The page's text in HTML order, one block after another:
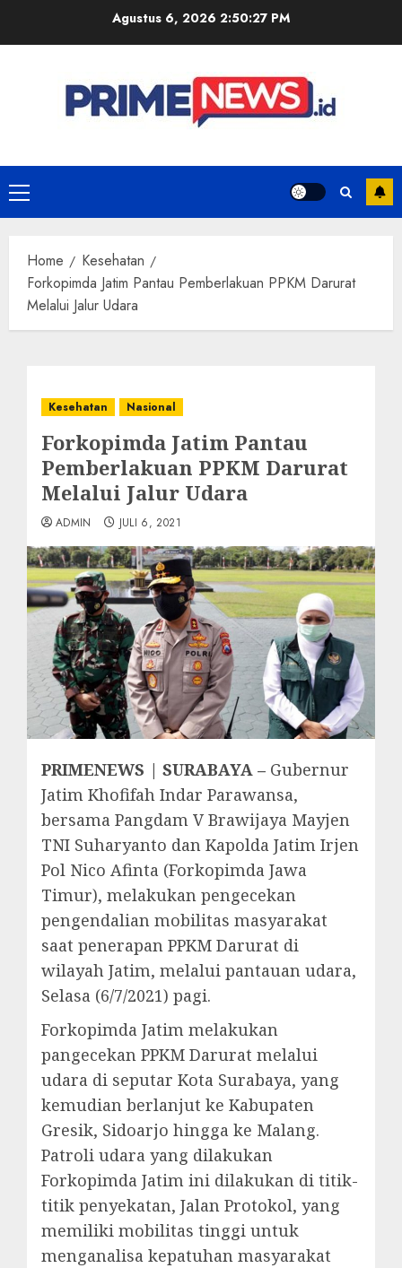
Agustus 6, 2026 2:50:27 PM
Primary
Menu
Home
Kesehatan
Forkopimda Jatim Pantau Pemberlakuan PPKM Darurat
Melalui Jalur Udara
Kesehatan Nasional
Forkopimda Jatim Pantau
Pemberlakuan PPKM Darurat
Melalui Jalur Udara
ADMIN JULI 6, 2021
PRIMENEWS | SURABAYA – Gubernur
Jatim Khofifah Indar Parawansa,
bersama Pangdam V Brawijaya Mayjen
TNI Suharyanto dan Kapolda Jatim Irjen
Pol Nico Afinta (Forkopimda Jawa
Timur), melakukan pengecekan
pengendalian mobilitas masyarakat
saat penerapan PPKM Darurat di
wilayah Jatim, melalui pantauan udara,
Selasa (6/7/2021) pagi.
Forkopimda Jatim melakukan
pangecekan PPKM Darurat melalui
udara di seputar Kota Surabaya, yang
kemudian berlanjut ke Kabupaten
Gresik, Sidoarjo hingga ke Malang.
Patroli udara yang dilakukan
Forkopimda Jatim ini dilakukan di titik-
titik penyekatan, Jalan Protokol, yang
memiliki mobilitas tinggi untuk
menganalisa kepatuhan masyarakat